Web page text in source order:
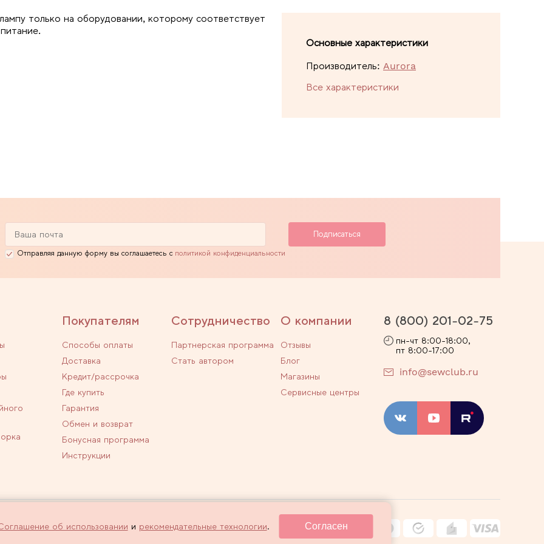
только на оборудовании, которому соответствует
Основные характеристики
Производитель: Aurora
Все характеристики
Отправляя данную форму вы соглашаетесь с политикой конфиденциальности
Покупателям
Способы оплаты
Доставка
Кредит/рассрочка
Где купить
Гарантия
Обмен и возврат
Бонусная программа
Инструкции
Сотрудничество
Партнерская программа
Стать автором
О компании
Отзывы
Блог
Магазины
Сервисные центры
8 (800) 201-02-75
пн-чт 8:00-18:00,
пт 8:00-17:00
info@sewclub.ru
заказа через интернет-
Политика конфиденциальности
Договор оферты
Используем рекомендательные технологии
Карта
об использовании и рекомендательные технологии. Согласен